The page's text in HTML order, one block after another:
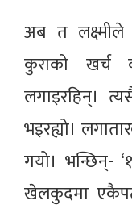
अब त
कुराको खर्च
लगाइरहिन्।
भइरह्यो।
गयो। भन्छिन्-
खेलकुदमा